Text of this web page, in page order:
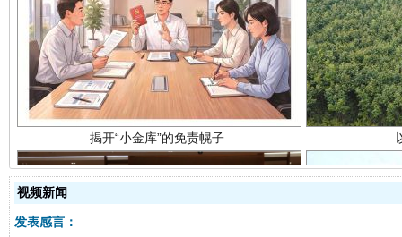
揭开“小金库”的免责幌子
视频新闻
发表感言：